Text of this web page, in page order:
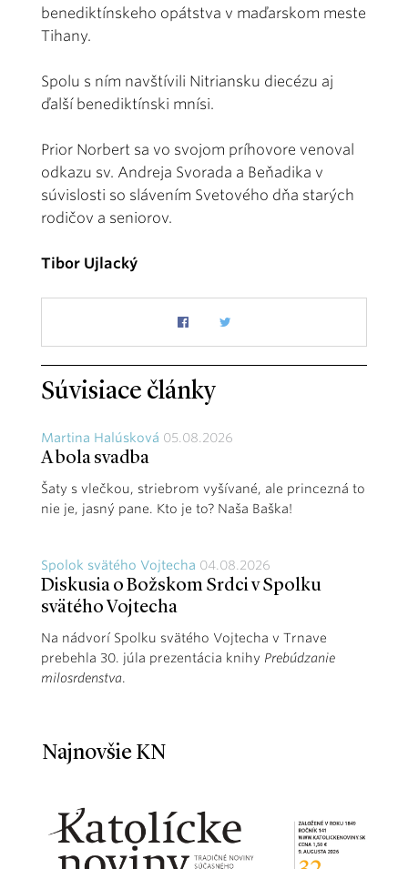
benediktínskeho opátstva v maďarskom meste
Tihany.
Spolu s ním navštívili Nitriansku diecézu aj
ďalší benediktínski mnísi.
Prior Norbert sa vo svojom príhovore venoval
odkazu sv. Andreja Svorada a Beňadika v
súvislosti so slávením Svetového dňa starých
rodičov a seniorov.
Tibor Ujlacký
Súvisiace články
Martina Halúsková 05.08.2026
A bola svadba
Šaty s vlečkou, striebrom vyšívané, ale princezná to
nie je, jasný pane. Kto je to? Naša Baška!
Spolok svätého Vojtecha 04.08.2026
Diskusia o Božskom Srdci v Spolku
svätého Vojtecha
Na nádvorí Spolku svätého Vojtecha v Trnave
prebehla 30. júla prezentácia knihy Prebúdzanie
milosrdenstva.
Najnovšie KN